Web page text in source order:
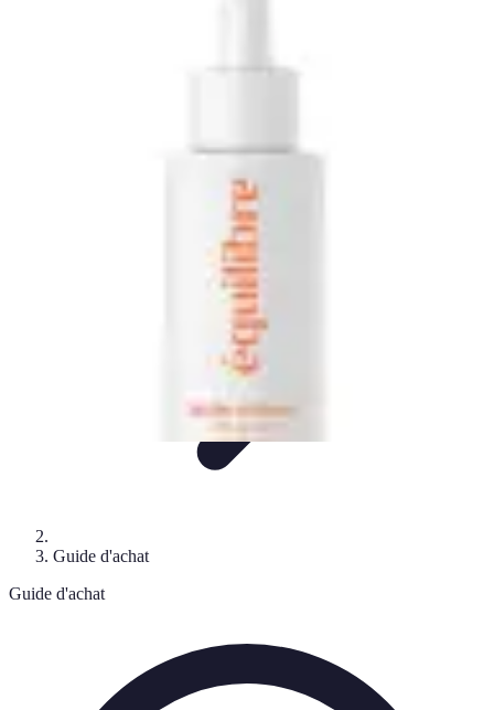
Guide d'achat
Guide d'achat